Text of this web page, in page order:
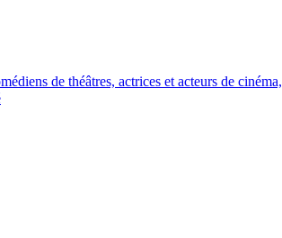
de théâtres, actrices et acteurs de cinéma,